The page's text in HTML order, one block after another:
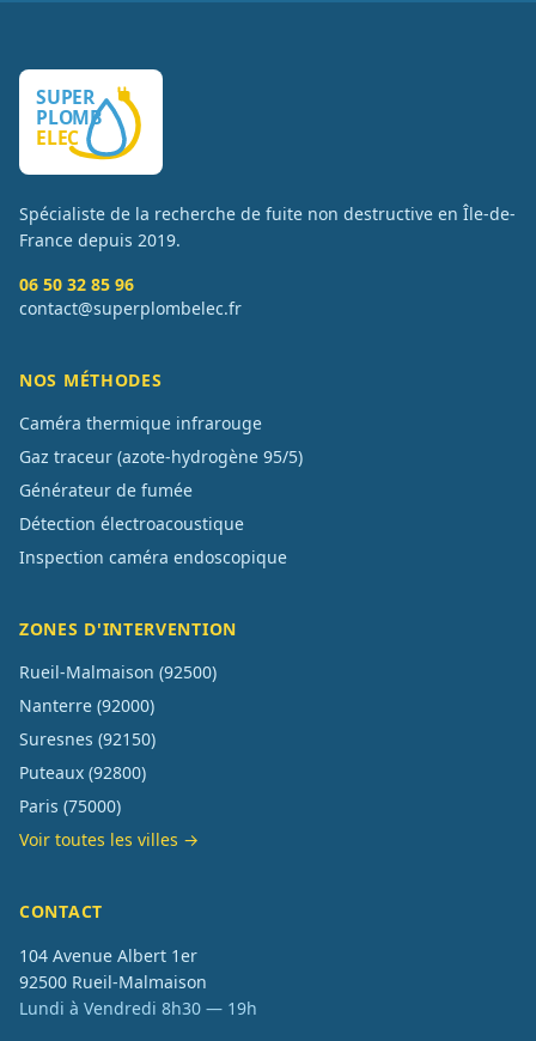
Spécialiste de la recherche de fuite non destructive en Île-de-
France depuis 2019.
06 50 32 85 96
contact@superplombelec.fr
NOS MÉTHODES
Caméra thermique infrarouge
Gaz traceur (azote-hydrogène 95/5)
Générateur de fumée
Détection électroacoustique
Inspection caméra endoscopique
ZONES D'INTERVENTION
Rueil-Malmaison (92500)
Nanterre (92000)
Suresnes (92150)
Puteaux (92800)
Paris (75000)
Voir toutes les villes →
CONTACT
104 Avenue Albert 1er
92500 Rueil-Malmaison
Lundi à Vendredi 8h30 — 19h